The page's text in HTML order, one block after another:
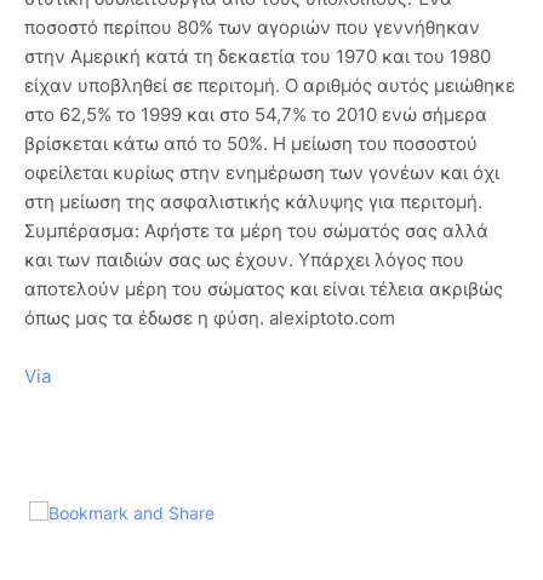
ποσοστό περίπου 80% των αγοριών που γεννήθηκαν
στην Αμερική κατά τη δεκαετία του 1970 και του 1980
είχαν υποβληθεί σε περιτομή. Ο αριθμός αυτός μειώθηκε
στο 62,5% το 1999 και στο 54,7% το 2010 ενώ σήμερα
βρίσκεται κάτω από το 50%. Η μείωση του ποσοστού
οφείλεται κυρίως στην ενημέρωση των γονέων και όχι
στη μείωση της ασφαλιστικής κάλυψης για περιτομή.
Συμπέρασμα: Αφήστε τα μέρη του σώματός σας αλλά
και των παιδιών σας ως έχουν. Υπάρχει λόγος που
αποτελούν μέρη του σώματος και είναι τέλεια ακριβώς
όπως μας τα έδωσε η φύση. alexiptoto.com
Via